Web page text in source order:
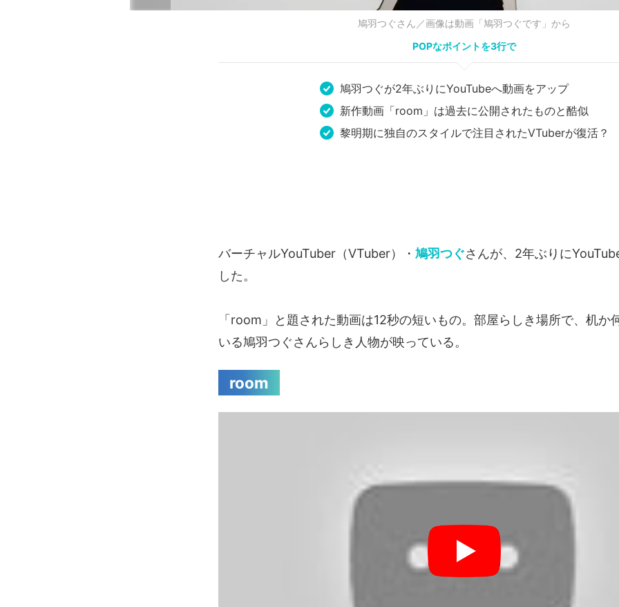
鳩羽つぐさん／画像は動画「鳩羽つぐです」から
POPなポイントを3行で
鳩羽つぐが2年ぶりにYouTubeへ動画をアップ
新作動画「room」は過去に公開されたものと酷似
黎明期に独自のスタイルで注目されたVTuberが復活？
バーチャルYouTuber（VTuber）・ 鳩羽つぐさんが、2年ぶりに
した。
「room」と題された動画は12秒の短いもの。部屋らしき場所で、机か
いる鳩羽つぐさんらしき人物が映っている。
room